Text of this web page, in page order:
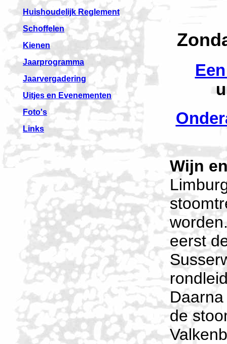
Huishoudelijk Reglement
Schoffelen
Kienen
Jaarprogramma
Jaarvergadering
Uitjes en Evenementen
Foto's
Links
Wijn
eerst
de